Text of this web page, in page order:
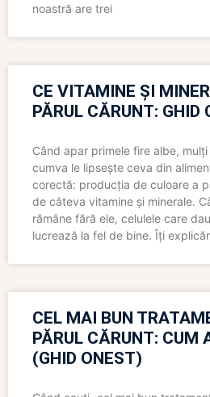
noastră are trei
CE VITAMINE ȘI
PĂRUL CĂRUNT: GHID
Când apar primele fire albe,
cumva le lipsește ceva din
corectă: producția de culoare a
de câteva vitamine și minerale.
rămâne fără ele, celulele care
lucrează la fel de bine. Îți
CEL MAI BUN
PĂRUL CĂRUNT: CUM
(GHID ONEST)